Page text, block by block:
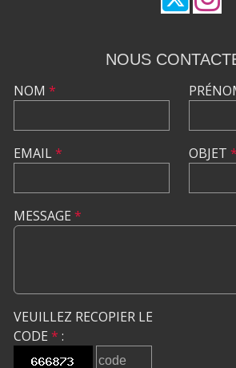
NOUS
NOM *
EMAIL* OBJET *
MESSAGE *
VEUILLEZ RECOPIER LE
CODE * :